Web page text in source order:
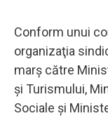
Conform unui
organizaţia
marş către
şi Turismului,
Sociale şi